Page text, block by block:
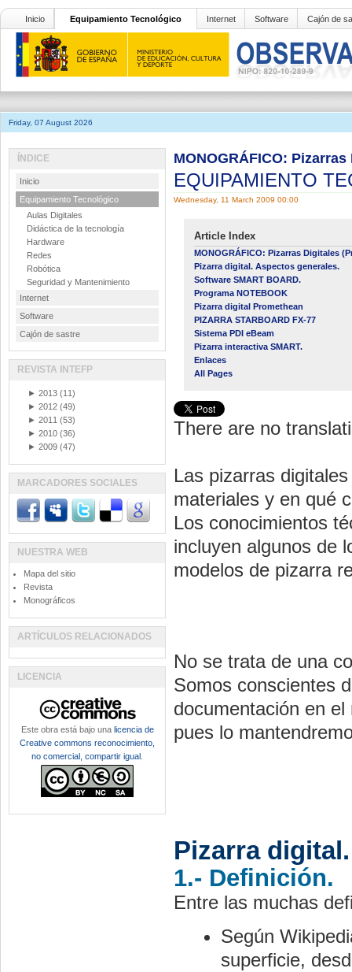
Inicio Equipamiento Tecnológico Internet Software Cajón de
Friday, 07 August 2026
MONOGRÁFICO:
EQUIPAMIENTO
Wednesday, 11 March 2009 00:00
Article Index
MONOGRÁFICO: Pizarras Digitales
Pizarra digital. Aspectos generales.
Software SMART BOARD.
Programa NOTEBOOK
Pizarra digital Promethean
PIZARRA STARBOARD FX-77
Sistema PDI eBeam
Pizarra interactiva SMART.
Enlaces
All Pages
There are no
Las pizarras
materiales y en qué
Los conocimientos
incluyen algunos de
modelos de pizarra
No se trata de una
Somos conscientes
documentación en
pues lo
Pizarra
1.- Definición.
Entre las muchas
Según
superficie,
ÍNDICE
Inicio
Equipamiento Tecnológico
Aulas Digitales
Didáctica de la tecnología
Hardware
Redes
Robótica
Seguridad y Mantenimiento
Internet
Software
Cajón de sastre
REVISTA INTEFP
► 2013 (11)
► 2012 (49)
► 2011 (53)
► 2010 (36)
► 2009 (47)
MARCADORES SOCIALES
NUESTRA WEB
Mapa del sitio
Revista
Monográficos
ARTÍCULOS RELACIONADOS
LICENCIA
Este obra está bajo una licencia de
Creative commons reconocimiento,
no comercial, compartir igual